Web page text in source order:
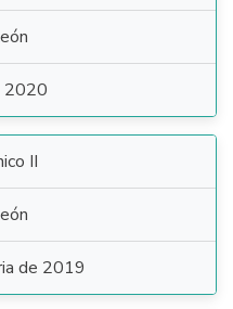
2020
II
de 2019